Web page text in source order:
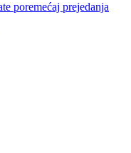
poremećaj prejedanja